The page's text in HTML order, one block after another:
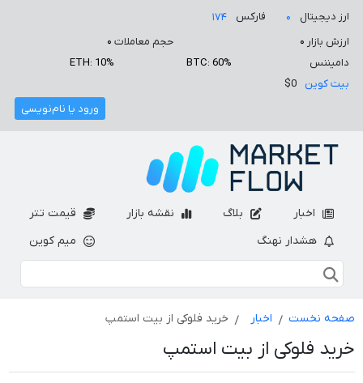
ارز دیجیتال ۰ فارکس
۱۷۴
ارزش بازار ۰ حجم معاملات ۰
دامیننس
BTC: 60%
ETH: 10%
بیت کوین
$0
ورود یا نام‌نویسی
اخبار بلاگ نقشه بازار
قیمت تتر
هشدار نهنگ
میم کوین
صفحه نخست اخبار خرید فلوکی از بیت استمپ
خرید فلوکی از بیت استمپ